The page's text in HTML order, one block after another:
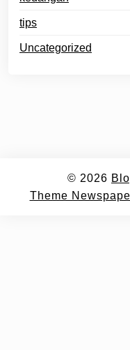
tips
Uncategorized
© 2026
Theme